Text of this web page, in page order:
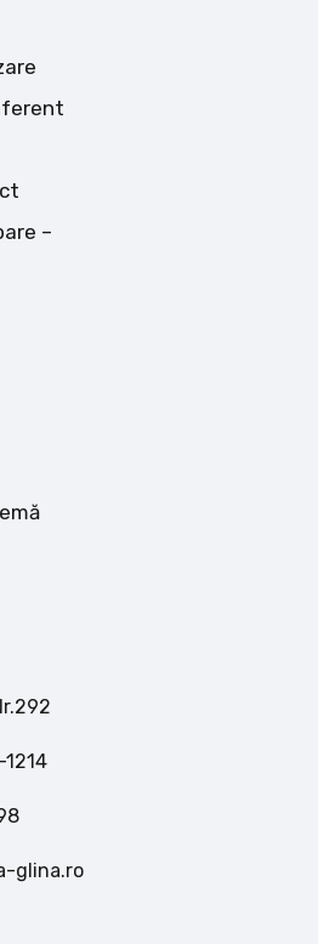
–
glina.ro